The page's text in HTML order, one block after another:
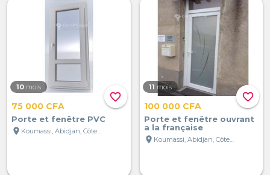
favorite_border
10 mois
75 000 CFA
Porte et fenêtre PVC
location_on
Koumassi, Abidjan, Côte d'Ivoire
favorite_border
11 mois
100 000 CFA
Porte et fenêtre ouvrant
a la française
location_on
Koumassi, Abidjan, Côte d'Ivoire